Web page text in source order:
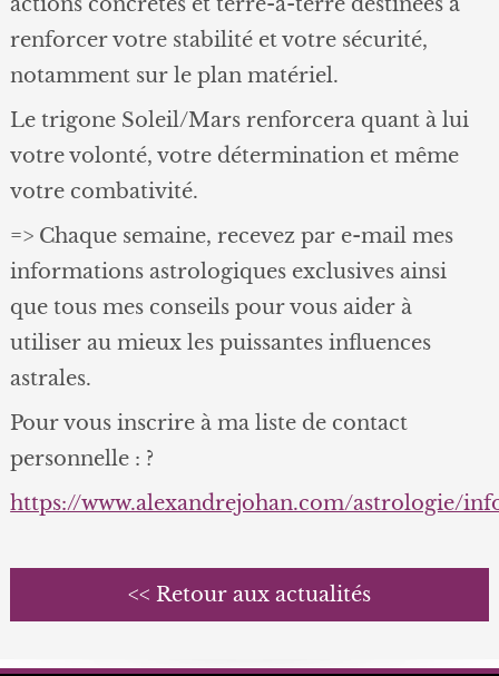
renforcer votre stabilité et votre sécurité,
notamment sur le plan matériel.
Le trigone Soleil/Mars renforcera quant à lui
votre volonté, votre détermination et même
votre combativité.
=> Chaque semaine, recevez par e-mail mes
informations astrologiques exclusives ainsi
que tous mes conseils pour vous aider à
utiliser au mieux les puissantes influences
astrales.
Pour vous inscrire à ma liste de contact
personnelle : ?
https://www.alexandrejohan.com/astrologie/
<< Retour aux actualités